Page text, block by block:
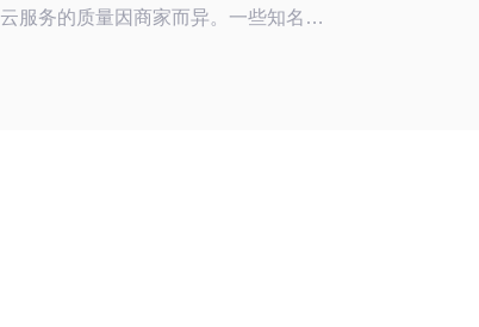
云服务的质量因商家而异。一些知名的